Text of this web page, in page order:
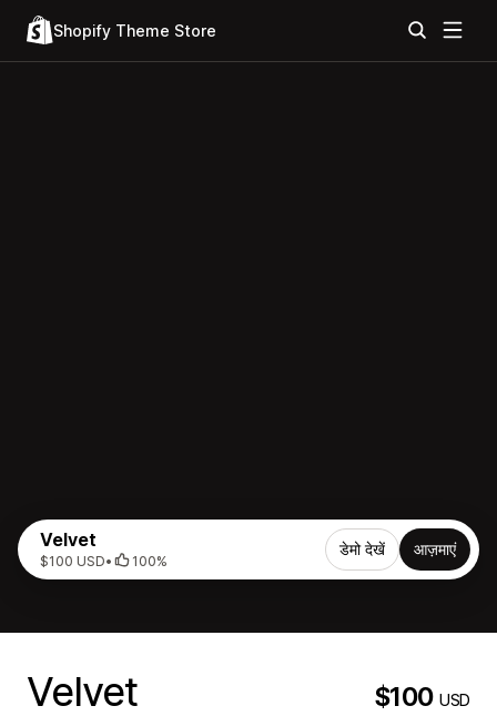
Shopify Theme Store
Velvet
$100 USD• 100%
डेमो देखें आज़माएं
Velvet $100USD